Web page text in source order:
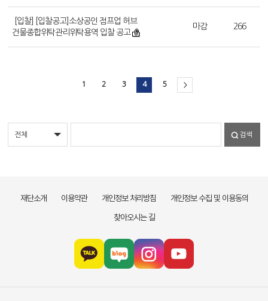
[입찰] [입찰공고]소상공인 점프업 허브
건물종합위탁관리위탁용역 입찰 공고
마감 266
1 2 3 4 5 >
검색
재단소개 이용약관 개인정보 처리방침
개인정보 수집 및 이용동의
찾아오시는 길